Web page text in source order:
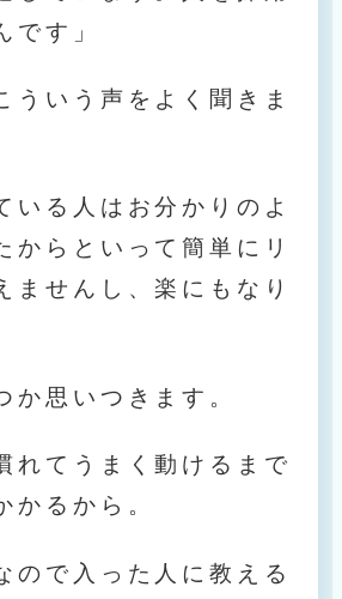
です」
ういう声をよく聞きま
いる人はお分かりのよ
からといって簡単にリ
ませんし、楽にもなり
か思いつきます。
れてうまく動けるまで
かるから。
ので入った人に教える